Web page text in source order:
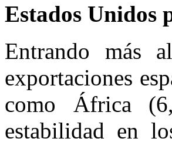
Estados Unidos
Entrando más
exportaciones
como África
estabilidad en